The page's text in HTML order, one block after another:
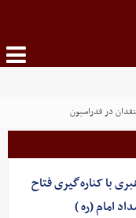
در فدراسیون
با کناره‌گیری فتاح
امام (ره )